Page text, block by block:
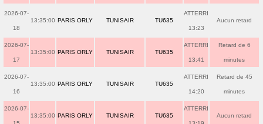
2026-07-
18
13:35:00 PARIS ORLY TUNISAIR TU635
ATTERRI
13:23
Aucun retard
2026-07-
17
13:35:00 PARIS ORLY TUNISAIR TU635
ATTERRI
13:41
Retard de 6
minutes
2026-07-
16
13:35:00 PARIS ORLY TUNISAIR TU635
ATTERRI
14:20
Retard de 45
minutes
2026-07-
13:35:00 PARIS ORLY TUNISAIR TU635
ATTERRI
Aucun retard